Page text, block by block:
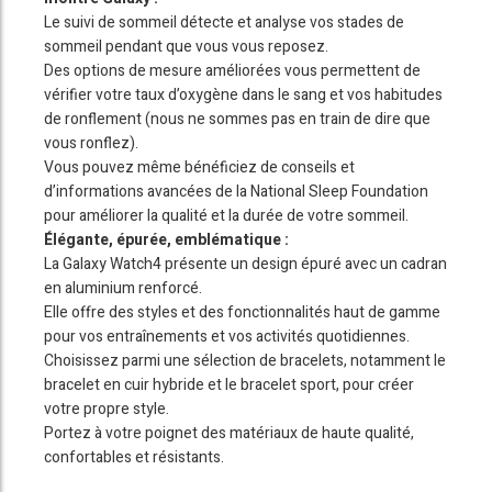
Le suivi de sommeil détecte et analyse vos stades de
sommeil pendant que vous vous reposez.
Des options de mesure améliorées vous permettent de
vérifier votre taux d’oxygène dans le sang et vos habitudes
de ronflement (nous ne sommes pas en train de dire que
vous ronflez).
Vous pouvez même bénéficiez de conseils et
d’informations avancées de la National Sleep Foundation
pour améliorer la qualité et la durée de votre sommeil.
Élégante, épurée, emblématique :
La Galaxy Watch4 présente un design épuré avec un cadran
en aluminium renforcé.
Elle offre des styles et des fonctionnalités haut de gamme
pour vos entraînements et vos activités quotidiennes.
Choisissez parmi une sélection de bracelets, notamment le
bracelet en cuir hybride et le bracelet sport, pour créer
votre propre style.
Portez à votre poignet des matériaux de haute qualité,
confortables et résistants.